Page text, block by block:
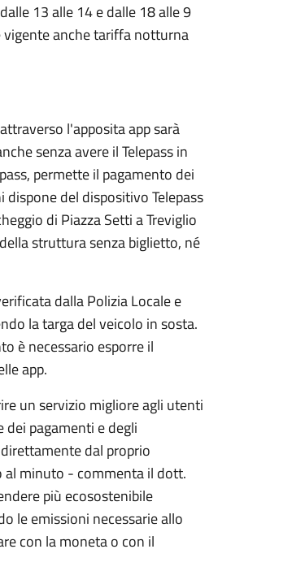
13 alle 14 e dalle 18 alle 9
vigente anche tariffa notturna
l'apposita app sarà
senza avere il Telepass in
permette il pagamento dei
del dispositivo Telepass
di Piazza Setti a Treviglio
struttura senza biglietto, né
dalla Polizia Locale e
la targa del veicolo in sosta.
è necessario esporre il
app.
un servizio migliore agli utenti
pagamenti e degli
dal proprio
minuto - commenta il dott.
più ecosostenibile
le emissioni necessarie allo
con la moneta o con il